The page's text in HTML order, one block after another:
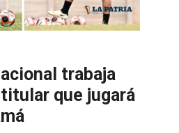
trabaja
que jugará